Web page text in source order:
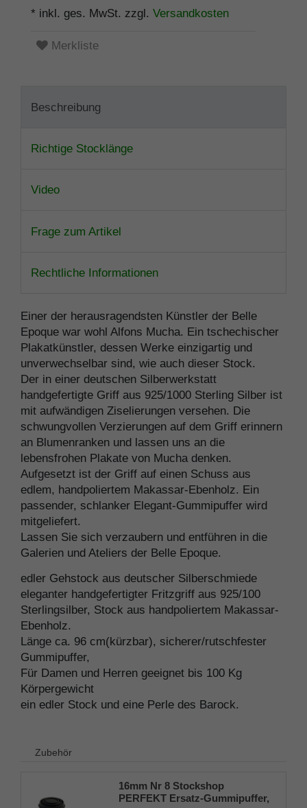
* inkl. ges. MwSt. zzgl. Versandkosten
Merkliste
Beschreibung
Richtige Stocklänge
Video
Frage zum Artikel
Rechtliche Informationen
Einer der herausragendsten Künstler der Belle
Epoque war wohl Alfons Mucha. Ein tschechischer
Plakatkünstler, dessen Werke einzigartig und
unverwechselbar sind, wie auch dieser Stock.
Der in einer deutschen Silberwerkstatt
handgefertigte Griff aus 925/1000 Sterling Silber ist
mit aufwändigen Ziselierungen versehen. Die
schwungvollen Verzierungen auf dem Griff erinnern
an Blumenranken und lassen uns an die
lebensfrohen Plakate von Mucha denken.
Aufgesetzt ist der Griff auf einen Schuss aus
edlem, handpoliertem Makassar-Ebenholz. Ein
passender, schlanker Elegant-Gummipuffer wird
mitgeliefert.
Lassen Sie sich verzaubern und entführen in die
Galerien und Ateliers der Belle Epoque.
edler Gehstock aus deutscher Silberschmiede
eleganter handgefertigter Fritzgriff aus 925/100
Sterlingsilber, Stock aus handpoliertem Makassar-
Ebenholz.
Länge ca. 96 cm(kürzbar), sicherer/rutschfester
Gummipuffer,
Für Damen und Herren geeignet bis 100 Kg
Körpergewicht
ein edler Stock und eine Perle des Barock.
Zubehör
16mm Nr 8 Stockshop
PERFEKT Ersatz-Gummipuffer,